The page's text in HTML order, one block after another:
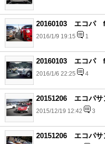
20160103 エコ
2016/1/9 19:15 1
20160103 エコ
2016/1/6 22:25 4
20151206 エコパ
2015/12/19 12:42 3
20151206 エコパ